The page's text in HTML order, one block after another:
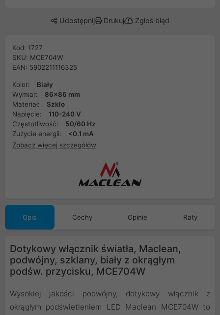
Udostępnij Drukuj Zgłoś błąd
Kod: 1727
SKU: MCE704W
EAN: 5902211116325
Kolor:
Biały
Wymiar:
86x86 mm
Materiał:
Szkło
Napięcie:
110-240 V
Częstotliwość:
50/60 Hz
Zużycie energii:
<0.1 mA
Zobacz więcej szczegółów
Opis Cechy Opinie Raty
Dotykowy włącznik światła, Maclean,
podwójny, szklany, biały z okrągłym
podśw. przycisku, MCE704W
Wysokiej jakości podwójny, dotykowy włącznik z
okrągłym podświetleniem LED Maclean MCE704W to